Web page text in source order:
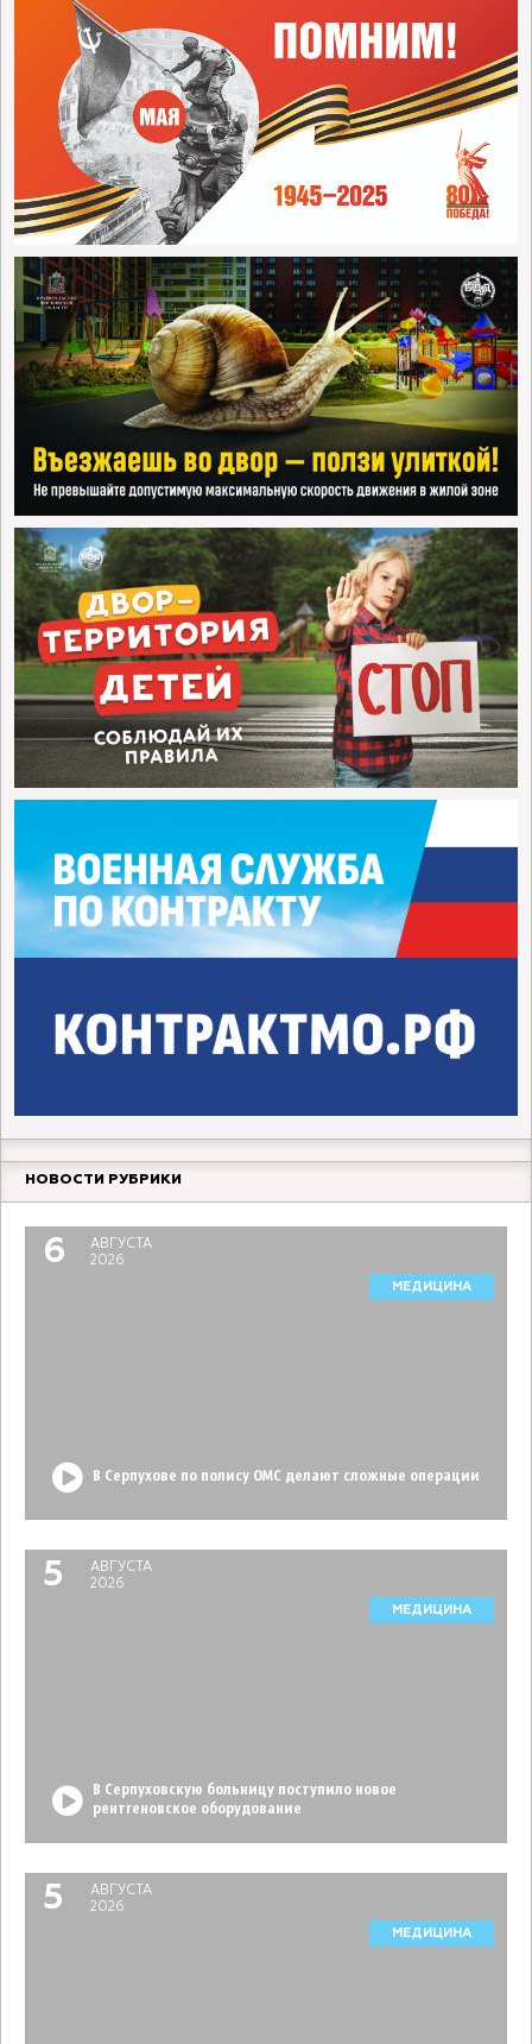
НОВОСТИ РУБРИКИ
6
АВГУСТА
2026
МЕДИЦИНА
В Серпухове по полису ОМС делают сложные операции
5
АВГУСТА
2026
МЕДИЦИНА
В Серпуховскую больницу поступило новое
рентгеновское оборудование
5
АВГУСТА
2026
МЕДИЦИНА